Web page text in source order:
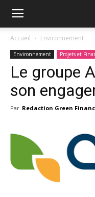
Green
Finance
Accueil Environnement
Environnement Projets et
Le groupe
son
Par Redaction Green